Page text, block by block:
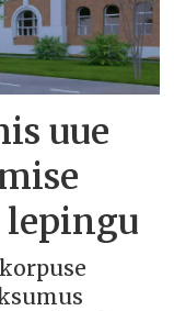
uue